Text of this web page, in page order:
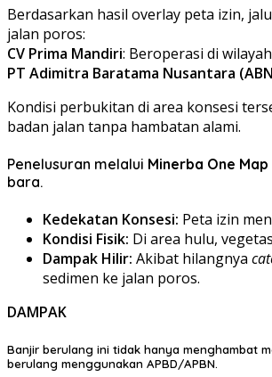
Berdasarkan hasil overlay peta izin,
jalan poros:
​CV Prima Mandiri: Beroperasi di
​PT Adimitra Baratama Nusantara
Kondisi perbukitan di area konsesi
badan jalan tanpa hambatan alami.
​Penelusuran melalui Minerba One
bara.
Kedekatan Konsesi: Peta izin
Kondisi Fisik: Di area hulu,
Dampak Hilir: Akibat hilangnya
sedimen ke jalan poros.
DAMPAK
Banjir berulang ini tidak hanya menghambat
berulang menggunakan APBD/APBN.